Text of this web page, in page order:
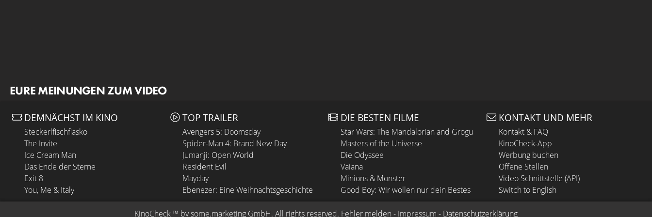
EURE MEINUNGEN ZUM VIDEO
DEMNÄCHST IM KINO
Steckerlfischfiasko
The Invite
Ice Cream Man
Das Ende der Sterne
Exit 8
You, Me & Italy
TOP TRAILER
Avengers 5: Doomsday
Spider-Man 4: Brand New Day
Jumanji: Open World
Resident Evil
Mayday
Ebenezer: Eine Weihnachtsgeschichte
DIE BESTEN FILME
Star Wars: The Mandalorian and Grogu
Masters of the Universe
Die Odyssee
Vaiana
Minions & Monster
Good Boy: Wir wollen nur dein Bestes
KONTAKT UND MEHR
Kontakt & FAQ
KinoCheck-App
Werbung buchen
Offene Stellen
Video Schnittstelle (API)
Switch to English
KinoCheck ™ by some.marketing GmbH. All rights reserved. Fehler melden - Impressum - Datenschutzerklärung